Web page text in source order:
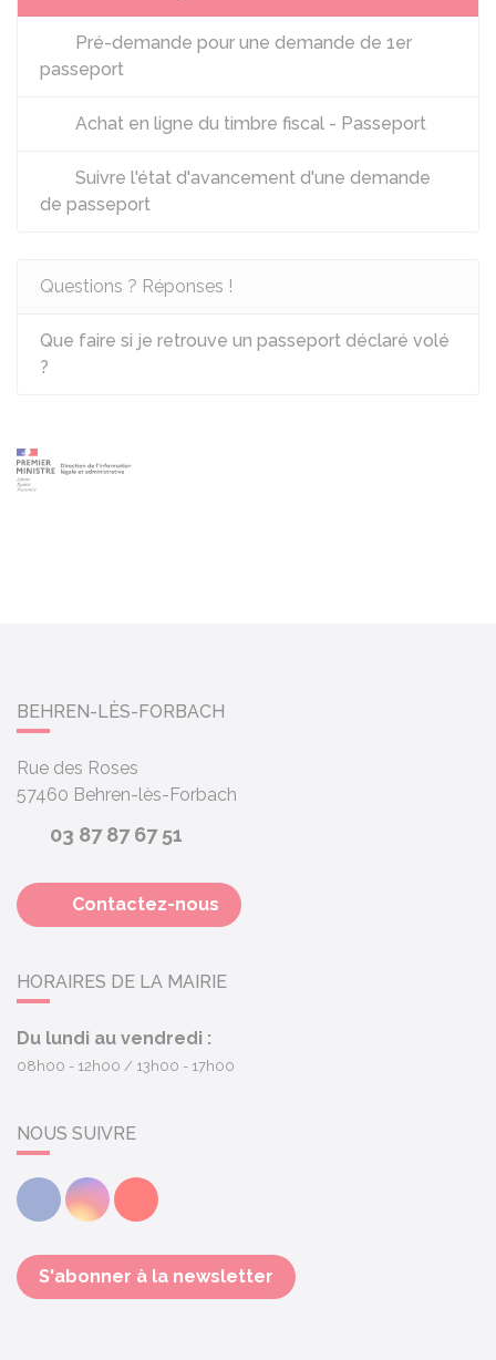
Pré-demande pour une demande de 1er
passeport
Achat en ligne du timbre fiscal - Passeport
Suivre l'état d'avancement d'une demande
de passeport
Questions ? Réponses !
Que faire si je retrouve un passeport déclaré volé
?
BEHREN-LÈS-FORBACH
Rue des Roses
57460 Behren-lès-Forbach
03 87 87 67 51
Contactez-nous
HORAIRES DE LA MAIRIE
Du lundi au vendredi :
08h00 - 12h00 13h00 - 17h00
NOUS SUIVRE
FacebookInstagramYoutube
S'abonner à la newsletter